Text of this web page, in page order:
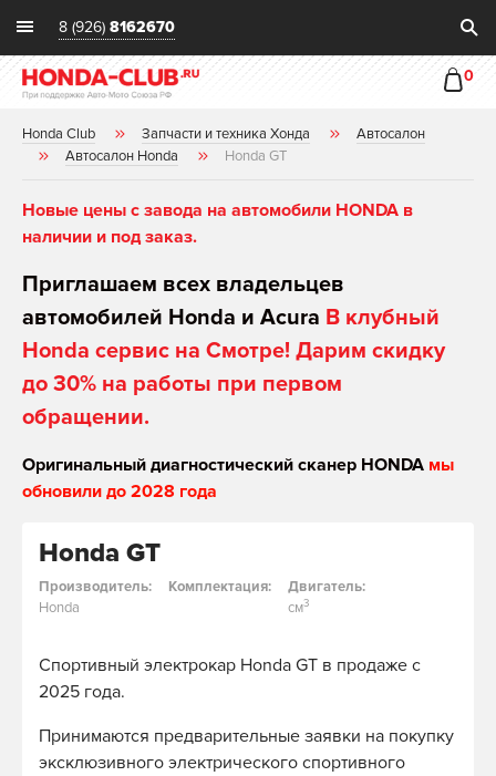
8 (926) 8162670
0
Honda Club Запчасти и техника Хонда
Автосалон
Автосалон Honda
Honda GT
Новые цены с завода на автомобили HONDA в
наличии и под заказ.
Приглашаем всех владельцев
автомобилей Honda и Acura В клубный
Honda сервис на Смотре! Дарим скидку
до 30% на работы при первом
обращении.
Оригинальный диагностический сканер HONDA мы
обновили до 2028 года
Honda GT
Производитель:
Honda
Комплектация:
Двигатель:
см3
Спортивный электрокар Honda GT в продаже с
2025 года.
Принимаются предварительные заявки на покупку
эксклюзивного электрического спортивного